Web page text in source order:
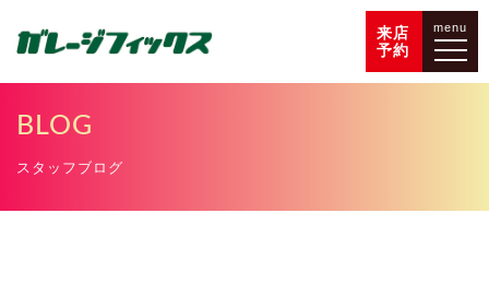
来店
予約
menu
BLOG
スタッフブログ